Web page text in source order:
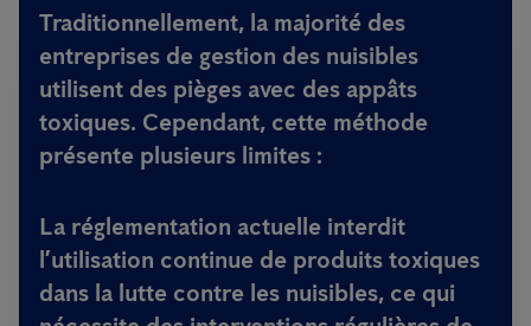
Traditionnellement, la majorité des
entreprises de gestion des nuisibles
utilisent des pièges avec des appâts
toxiques. Cependant, cette méthode
présente plusieurs limites :
La réglementation actuelle interdit
l’utilisation continue de produits toxiques
dans la lutte contre les nuisibles, ce qui